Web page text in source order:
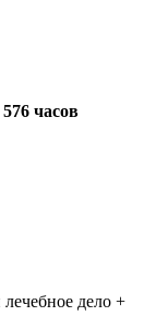
часов
дело +